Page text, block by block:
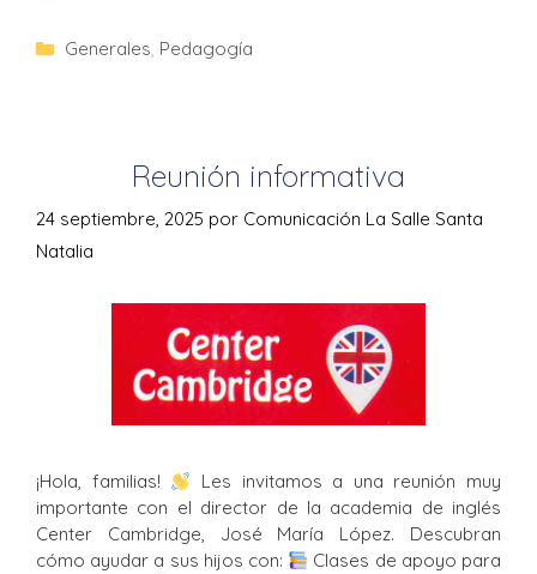
Generales, Pedagogía
Reunión informativa
24 septiembre, 2025 por Comunicación La Salle Santa
Natalia
¡Hola, familias!
Les invitamos a una reunión muy
importante con el director de la academia de inglés
Center Cambridge, José María López. Descubran
cómo ayudar a sus hijos con:
Clases de apoyo para